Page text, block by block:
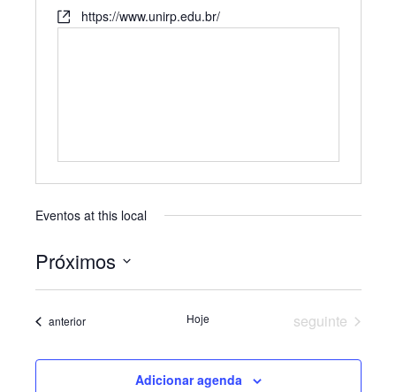
https://www.unirp.edu.br/
Eventos at this local
Próximos
data.
Eventos
anterior Hoje Eventos
seguinte
Adicionar agenda